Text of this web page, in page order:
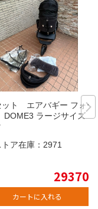
ット エアバギー フォー
DOME3 ラージサイズ ブ
ア在庫： 2971
29370
カートに入れる